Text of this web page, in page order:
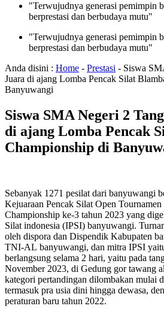
"Terwujudnya generasi pemimpin
berprestasi dan berbudaya mutu"
"Terwujudnya generasi pemimpin
berprestasi dan berbudaya mutu"
Anda disini : Home - Prestasi - Siswa
Juara di ajang Lomba Pencak Silat
Banyuwangi
Siswa SMA Negeri 2
di ajang Lomba Pencak
Championship di
Sebanyak 1271 pesilat dari banyuwangi
Kejuaraan Pencak Silat Open
Championship ke-3 tahun 2023 yang
Silat indonesia (IPSI) banyuwangi.
oleh dispora dan Dispendik Kabupaten
TNI-AL banyuwangi, dan mitra IPSI
berlangsung selama 2 hari, yaitu pada
November 2023, di Gedung gor tawang
kategori pertandingan dilombakan mulai
termasuk pra usia dini hingga dewasa,
peraturan baru tahun 2022.